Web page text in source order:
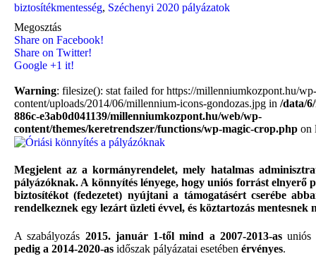
biztosítékmentesség, Széchenyi 2020 pályázatok
Megosztás
Share on Facebook!
Share on Twitter!
Google +1 it!
Warning: filesize(): stat failed for https://millenniumkozpont.hu/wp-
content/uploads/2014/06/millennium-icons-gondozas.jpg in /data/
886c-e3ab0d041139/millenniumkozpont.hu/web/wp-
content/themes/keretrendszer/functions/wp-magic-crop.php on
Megjelent az a kormányrendelet, mely hatalmas
pályázóknak. A könnyítés lényege, hogy uniós forrást elnyerő
biztosítékot (fedezetet) nyújtani a támogatásért cserébe
rendelkeznek egy lezárt üzleti évvel, és köztartozás mentesnek
A szabályozás 2015. január 1-től mind a 2007-2013-asuniós
pedig a 2014-2020-as időszak pályázatai esetében érvényes.